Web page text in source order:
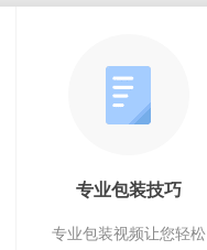
专业包装技巧
专业包装视频让您轻松